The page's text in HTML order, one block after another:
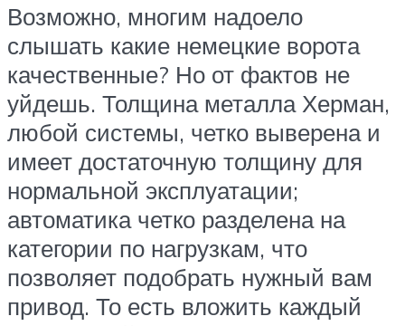
Возможно, многим надоело
слышать какие немецкие ворота
качественные? Но от фактов не
уйдешь. Толщина металла Херман,
любой системы, четко выверена и
имеет достаточную толщину для
нормальной эксплуатации;
автоматика четко разделена на
категории по нагрузкам, что
позволяет подобрать нужный вам
привод. То есть вложить каждый